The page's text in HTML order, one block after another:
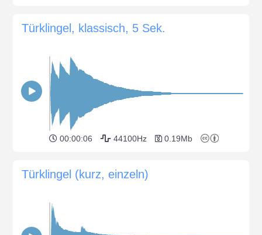
Türklingel, klassisch, 5 Sek.
00:00:06 44100Hz 0.19Mb
Türklingel (kurz, einzeln)